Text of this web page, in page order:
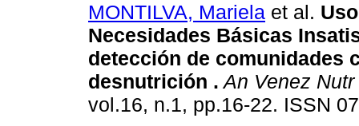
MONTILVA, Mariela et al.
Necesidades Básicas
detección de comunidades
desnutrición . An Venez Nutr
vol.16, n.1, pp.16-22. ISSN